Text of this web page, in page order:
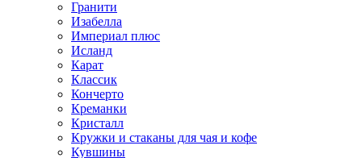
Гранити
Изабелла
Империал плюс
Исланд
Карат
Классик
Кончерто
Креманки
Кристалл
Кружки и стаканы для чая и кофе
Кувшины